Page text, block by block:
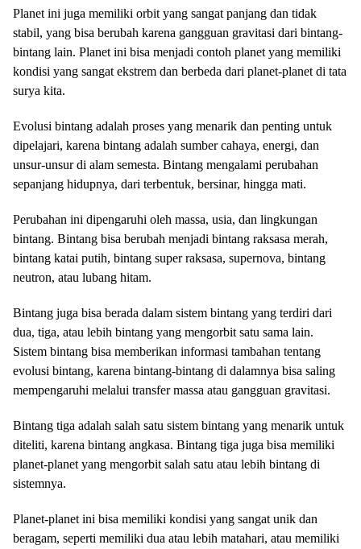
Planet ini juga memiliki orbit yang sangat panjang dan tidak
stabil, yang bisa berubah karena gangguan gravitasi dari bintang-
bintang lain. Planet ini bisa menjadi contoh planet yang memiliki
kondisi yang sangat ekstrem dan berbeda dari planet-planet di tata
surya kita.
Evolusi bintang adalah proses yang menarik dan penting untuk
dipelajari, karena bintang adalah sumber cahaya, energi, dan
unsur-unsur di alam semesta. Bintang mengalami perubahan
sepanjang hidupnya, dari terbentuk, bersinar, hingga mati.
Perubahan ini dipengaruhi oleh massa, usia, dan lingkungan
bintang. Bintang bisa berubah menjadi bintang raksasa merah,
bintang katai putih, bintang super raksasa, supernova, bintang
neutron, atau lubang hitam.
Bintang juga bisa berada dalam sistem bintang yang terdiri dari
dua, tiga, atau lebih bintang yang mengorbit satu sama lain.
Sistem bintang bisa memberikan informasi tambahan tentang
evolusi bintang, karena bintang-bintang di dalamnya bisa saling
mempengaruhi melalui transfer massa atau gangguan gravitasi.
Bintang tiga adalah salah satu sistem bintang yang menarik untuk
diteliti, karena bintang angkasa. Bintang tiga juga bisa memiliki
planet-planet yang mengorbit salah satu atau lebih bintang di
sistemnya.
Planet-planet ini bisa memiliki kondisi yang sangat unik dan
beragam, seperti memiliki dua atau lebih matahari, atau memiliki